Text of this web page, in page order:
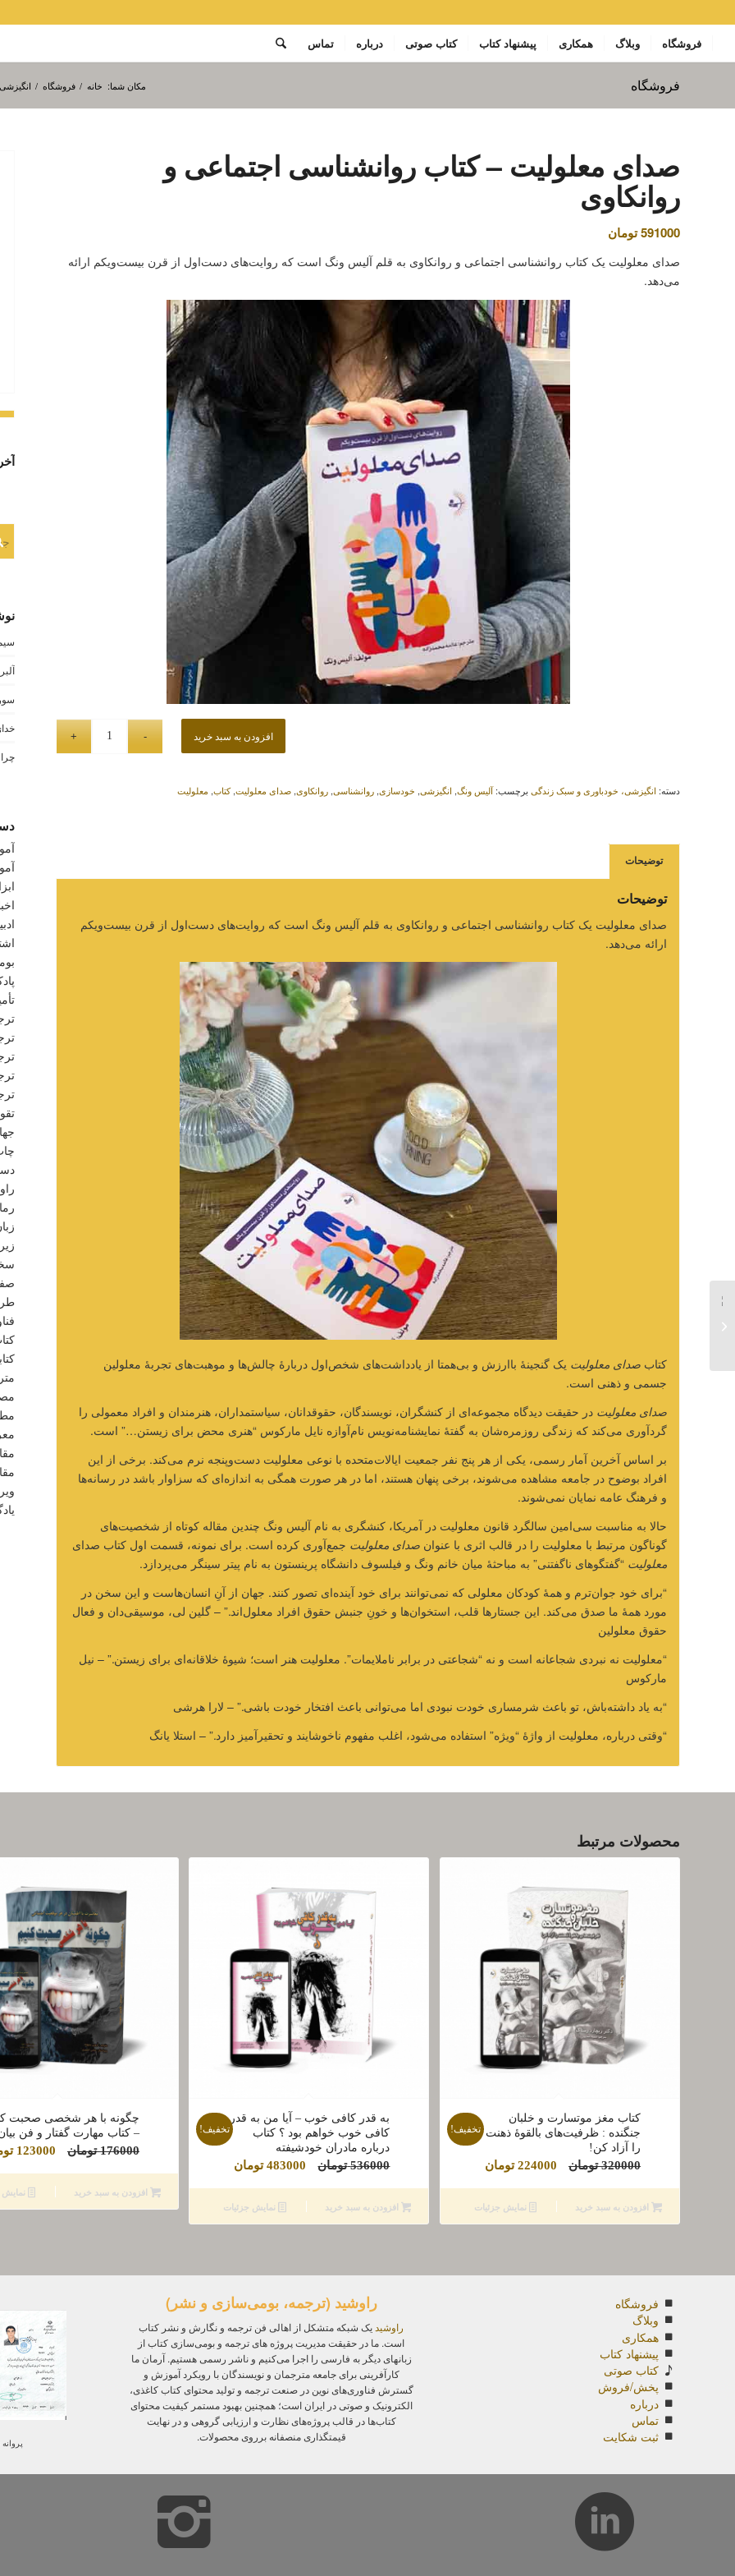
فروشگاه وبلاگ همکاری پیشنهاد کتاب کتاب صوتی درباره تماس
فروشگاه مکان شما: خانه / فروشگاه /
چرا
صدای معلولیت – کتاب روانشناسی اجتماعی و
روانکاوی
591000تومان
صدای معلولیت یک کتاب روانشناسی اجتماعی و روانکاوی به قلم آلیس ونگ است که روایت‌های دست‌اول از قرن بیست‌ویکم ارائه
می‌دهد.
افزودن به سبد خرید
دسته: انگیزشی، خودباوری و سبک زندگی برچسب:آلیس ونگ, انگیزشی, خودسازی, روانشناسی, روانکاوی, صدای معلولیت,کتاب, معلولیت
توضیحات
توضیحات
صدای معلولیت یک کتاب روانشناسی اجتماعی و روانکاوی به قلم آلیس ونگ است که روایت‌های دست‌اول از قرن بیست‌ویکم
ارائه می‌دهد.
کتاب صدای معلولیت یک گنجینۀ باارزش و بی‌همتا از یادداشت‌های شخص‌اول دربارۀ چالش‌ها و موهبت‌های تجربۀ معلولین
جسمی و ذهنی است.
صدای معلولیت در حقیقت دیدگاه مجموعه‌ای از کنشگران، نویسندگان، حقوقدانان، سیاستمداران، هنرمندان و افراد معمولی را
گردآوری می‌کند که زندگی روزمره‌شان به گفتۀ نمایشنامه‌نویس نام‌آوازه نایل مارکوس “هنری محض برای زیستن…” است.
بر اساس آخرین آمار رسمی، یکی از هر پنج نفر جمعیت ایالات‌متحده با نوعی معلولیت دست‌وپنجه نرم می‌کند. برخی از این
افراد بوضوح در جامعه مشاهده می‌شوند، برخی پنهان هستند، اما در هر صورت همگی به اندازه‌ای که سزاوار باشد در رسانه‌ها
و فرهنگ عامه نمایان نمی‌شوند.
حالا به مناسبت سی‌امین سالگرد قانون معلولیت در آمریکا، کنشگری به نام آلیس ونگ چندین مقاله کوتاه از شخصیت‌های
گوناگون مرتبط با معلولیت را در قالب اثری با عنوان صدای معلولیت جمع‌آوری کرده است. برای نمونه، قسمت اول کتاب صدای
معلولیت “گفتگوهای ناگفتنی” به مباحثۀ میان خانم ونگ و فیلسوف دانشگاه پرینستون به نام پیتر سینگر می‌پردازد.
“برای خود جوان‌ترم و همۀ کودکان معلولی که نمی‌توانند برای خود آینده‌ای تصور کنند. جهان از آنِ انسان‌هاست و این سخن در
مورد همۀ ما صدق می‌کند. این جستارها قلب، استخوان‌ها و خونِ جنبش حقوق افراد معلول‌اند.” – گلین لی، موسیقی‌دان و فعال
حقوق معلولین
“معلولیت نه نبردی شجاعانه است و نه “شجاعتی در برابر ناملایمات”. معلولیت هنر است؛ شیوۀ خلاقانه‌ای برای زیستن.” – نیل
مارکوس
“به یاد داشته‌باش، تو باعث شرمساری خودت نبودی اما می‌توانی باعث افتخار خودت باشی.” – لارا هرشی
“وقتی درباره، معلولیت از واژۀ “ویژه” استفاده می‌شود، اغلب مفهوم ناخوشایند و تحقیرآمیز دارد.” – استلا یانگ
محصولات مرتبط
کتاب مغز موتسارت و خلبان
جنگنده : ظرفیت‌‌های بالقوۀ ذهنت
را آزاد کن!
320000 تومان
قیمت
320000 تومان
بود.
224000 تومان
است.
تخفیف!
افزودن به سبد خرید نمایش جزئیات
به قدر کافی خوب – آیا من به قدر
کافی خوب خواهم بود ؟ کتاب
درباره مادران خودشیفته
536000 تومان
قیمت
536000 تومان
بود.
483000 تومانقیمت
است.
تخفیف!
افزودن به سبد خرید نمایش جزئیات
چگونه با هر شخصی صحبت
– کتاب مهارت گفتار و فن
176000 تومان
قیمت
176000
بود.
123000
افزودن به سبد خرید نمایش
فروشگاه
وبلاگ
همکاری
پیشنهاد کتاب
کتاب صوتی
پخش/فروش
درباره
تماس
ثبت شکایت
راوشید (ترجمه، بومی‌سازی و نشر)
راوشید یک شبکه متشکل از اهالی فن ترجمه و نگارش و نشر کتاب
است. ما در حقیقت مدیریت پروژه‌ های ترجمه و بومی‌سازی کتاب از
زبانهای دیگر به فارسی را اجرا می‌کنیم و ناشر رسمی هستیم. آرمان ما
کارآفرینی برای جامعه مترجمان و نویسندگان با رویکرد آموزش و
گسترش فناوری‌های نوین در صنعت ترجمه و تولید محتوای کتاب کاغذی،
الکترونیک و صوتی در ایران است؛ همچنین بهبود مستمر کیفیت محتوای
کتاب‌ها در قالب پروژه‌های نظارت و ارزیابی گروهی و در نهایت
قیمتگذاری منصفانه برروی محصولات.
همسر مطیع – کتاب رمان
اجتماعی به قلم تیا